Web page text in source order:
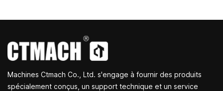
Machines Ctmach Co., Ltd. s'engage à fournir des produits
spécialement conçus, un support technique et un service